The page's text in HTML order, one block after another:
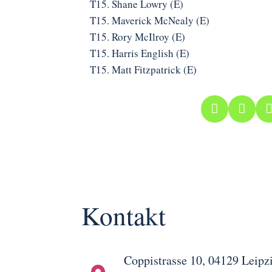
T15. Shane Lowry (E)
T15. Maverick McNealy (E)
T15. Rory McIlroy (E)
T15. Harris English (E)
T15. Matt Fitzpatrick (E)
  
Kontakt
Coppistrasse 10, 04129